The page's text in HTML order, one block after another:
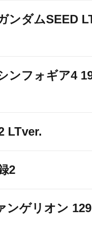
ンダムSEED
ンフォギア4
LTver.
2
ンゲリオン 129